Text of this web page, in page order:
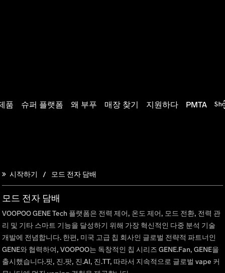
품 슈퍼 플랫폼 왜 부푸 매장 찾기 지원하다 PMTA
시작하기 모드 전자 담배
모드 전자 담배
VOOPOO GENE Tech 플랫폼은 전력 제어, 온도 제어, 모드 전환, 전력 관
리 및 기타 스마트 기능을 달성하기 위해 가장 혁신적인 다중 분석 기술
개발에 전념합니다. 한편, 미국 고급 칩 회사인 글로벌 전략적 파트너인
GENE와 협력하여, VOOPOO는 독창적인 칩 시리즈 GENE.Fan, GENE을
출시했습니다.핏, 진.팟, 진.AI, 진.TT, 따라서 지속적으로 글로벌 vape 커